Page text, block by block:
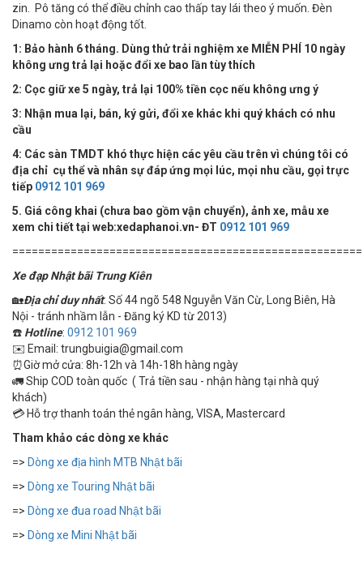
zin. Pô tăng có thể điều chỉnh cao thấp tay lái theo ý muốn. Đèn
Dinamo còn hoạt động tốt.
1: Bảo hành 6 tháng. Dùng thử trải nghiệm xe MIỄN PHÍ 10 ngày
không ưng trả lại hoặc đổi xe bao lần tùy thích
2: Cọc giữ xe 5 ngày, trả lại 100% tiền cọc nếu không ưng ý
3: Nhận mua lại, bán, ký gửi, đổi xe khác khi quý khách có nhu
cầu
4: Các sàn TMDT khó thực hiện các yêu cầu trên vì chúng tôi có
địa chỉ cụ thể và nhân sự đáp ứng mọi lúc, mọi nhu cầu, gọi trực
tiếp 0912 101 969
5. Giá công khai (chưa bao gồm vận chuyển), ảnh xe, mẫu xe
xem chi tiết tại web:xedaphanoi.vn- ĐT 0912 101 969
Xe đạp Nhật bãi Trung Kiên
🏡Địa chỉ duy nhất: Số 44 ngõ 548 Nguyễn Văn Cừ, Long Biên, Hà
Nội - tránh nhầm lẫn - Đăng ký KD từ 2013)
☎️ Hotline: 0912 101 969
✉️ Email: trungbuigia@gmail.com
⏰Giờ mở cửa: 8h-12h và 14h-18h hàng ngày
🚛 Ship COD toàn quốc ( Trả tiền sau - nhận hàng tại nhà quý
khách)
💳 Hỗ trợ thanh toán thẻ ngân hàng, VISA, Mastercard
Tham khảo các dòng xe khác
=> Dòng xe địa hình MTB Nhật bãi
=> Dòng xe Touring Nhật bãi
=> Dòng xe đua road Nhật bãi
=> Dòng xe Mini Nhật bãi